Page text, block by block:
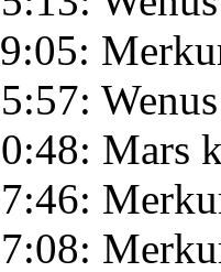
Mars